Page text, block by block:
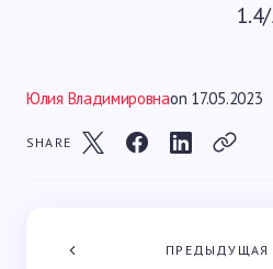
Юлия Владимировнаon 17.05.2023
SHARE
ПРЕДЫДУЩАЯ